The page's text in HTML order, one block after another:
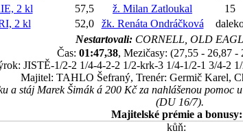
2 kl 57,5 ž. Milan Zatloukal 15
2 kl 52,0 žk. Renáta Ondráčková
Nestartovali: CORNELL, OLD
Čas: 01:47,38, Mezičasy: (27,55 - 26,87 -
JISTĚ-1/2-2 1/4-4-2-2 1/2-krk-3 1/4-1/2-1 3/4-2
Majitel: TAHLO Šefraný, Trenér: Germič Karel,
a stáj Marek Šimák á 200 Kč za nahlášenou
(DU 16/7).
Majitelské prémie a bonusy:
kůň: